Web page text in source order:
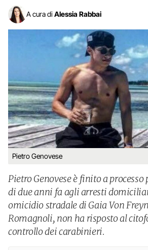
A cura di Alessia Rabbai
Pietro Genovese
Pietro Genovese è finito a processo
di due anni fa agli arresti
omicidio stradale di Gaia Von
Romagnoli, non ha risposto al
controllo dei carabinieri.